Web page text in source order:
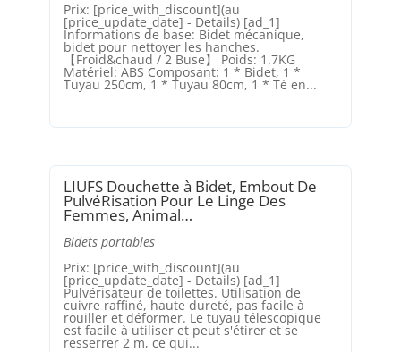
Prix: [price_with_discount](au
[price_update_date] - Details) [ad_1]
Informations de base: Bidet mécanique,
bidet pour nettoyer les hanches.
【Froid&chaud / 2 Buse】 Poids: 1.7KG
Matériel: ABS Composant: 1 * Bidet, 1 *
Tuyau 250cm, 1 * Tuyau 80cm, 1 * Té en...
LIUFS Douchette à Bidet, Embout De
PulvéRisation Pour Le Linge Des
Femmes, Animal…
Bidets portables
Prix: [price_with_discount](au
[price_update_date] - Details) [ad_1]
Pulvérisateur de toilettes. Utilisation de
cuivre raffiné, haute dureté, pas facile à
rouiller et déformer. Le tuyau télescopique
est facile à utiliser et peut s'étirer et se
resserrer 2 m, ce qui...